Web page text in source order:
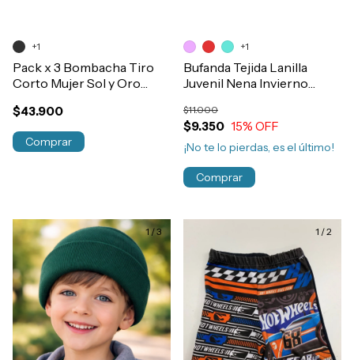
Pack x 3 Bombacha Tiro
Corto Mujer Sol y Oro
Art.53912
$43.900
+1
Comprar
Bufanda Tejida Lanilla
Juvenil Nena Invierno
$9.350
$11.000
15% OFF
¡No te lo pierdas, es el último!
+1
Comprar
1/3 1 /2